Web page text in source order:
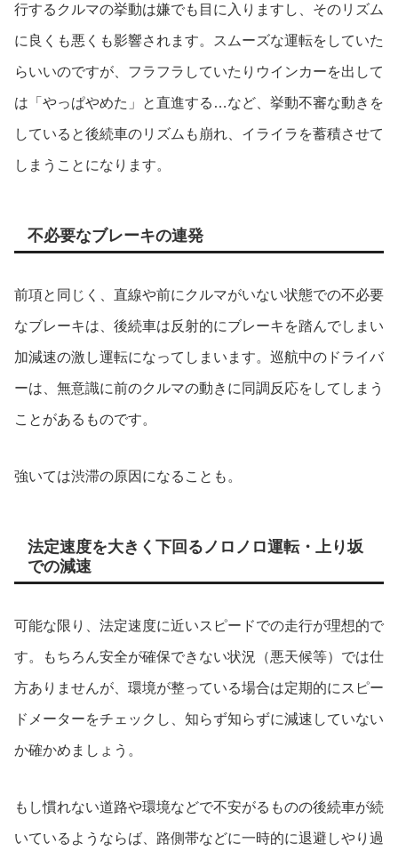
行するクルマの挙動は嫌でも目に入りますし、そのリズム
に良くも悪くも影響されます。スムーズな運転をしていた
らいいのですが、フラフラしていたりウインカーを出して
は「やっぱやめた」と直進する…など、挙動不審な動きを
していると後続車のリズムも崩れ、イライラを蓄積させて
しまうことになります。
不必要なブレーキの連発
前項と同じく、直線や前にクルマがいない状態での不必要
なブレーキは、後続車は反射的にブレーキを踏んでしまい
加減速の激し運転になってしまいます。巡航中のドライバ
ーは、無意識に前のクルマの動きに同調反応をしてしまう
ことがあるものです。
強いては渋滞の原因になることも。
法定速度を大きく下回るノロノロ運転・上り坂
での減速
可能な限り、法定速度に近いスピードでの走行が理想的で
す。もちろん安全が確保できない状況（悪天候等）では仕
方ありませんが、環境が整っている場合は定期的にスピー
ドメーターをチェックし、知らず知らずに減速していない
か確かめましょう。
もし慣れない道路や環境などで不安がるものの後続車が続
いているようならば、路側帯などに一時的に退避しやり過